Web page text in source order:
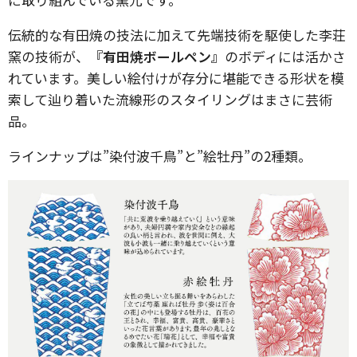
伝統的な有田焼の技法に加えて先端技術を駆使した李荘
窯の技術が、
『有田焼ボールペン』 のボディには活かさ
れています。美しい絵付けが存分に堪能できる形状を模
索して辿り着いた流線形のスタイリングはまさに芸術
品。
ラインナップは”染付波千鳥”と”絵牡丹”の2種類。